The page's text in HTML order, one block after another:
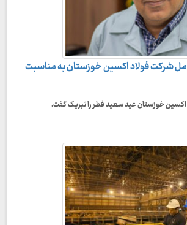
شرکت فولاد اکسین خوزستان به مناسبت
خوزستان عید سعید فطر را تبریک گفت.